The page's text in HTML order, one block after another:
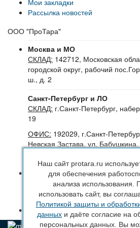
Рассылка новостей
ООО "ПроТара"
Москва и МО
СКЛАД: 142712, Московская
городской округ, рабочий
ш., д. 2
Санкт-Петербург и ЛО
СКЛАД: г.Санкт-Петербург,
19
ОФИС: 192029, г.Санкт-
Невская Застава, ул.
8 (800) 222 44 29(Бесплатный
+7 (963) 314 20 33(Санкт-
+7 (963) 314 20 33(Москва и
sales@protara.ru
Наш сайт protara.ru
для обеспечения
анализа использования.
использовать сайт, вы
Политикой защиты и
данных и даёте согласие на
персональных данных. Вы